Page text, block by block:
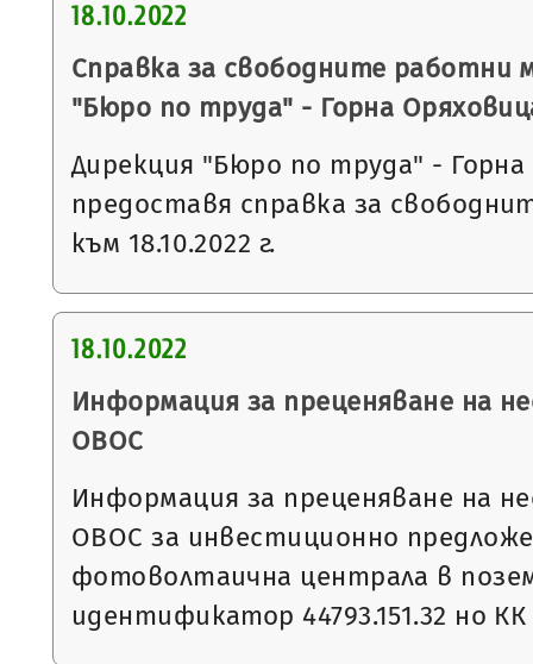
18.10.2022
Справка за свободните работни
"Бюро по труда" - Горна
Дирекция "Бюро по труда" -
предоставя справка за
към 18.10.2022 г.
18.10.2022
Информация за преценяване на
ОВОС
Информация за преценяване на
ОВОС за инвестиционно
фотоволтаична централа в
идентификатор 44793.151.32 но